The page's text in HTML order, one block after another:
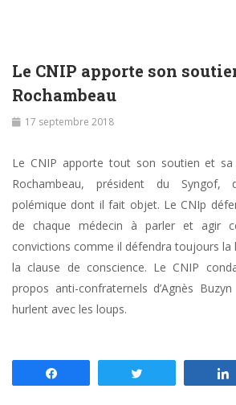
Le CNIP apporte son
Rochambeau
17 septembre 2018
Le CNIP apporte tout son soutien et
Rochambeau, président du Syngof,
polémique dont il fait objet. Le CNIp
de chaque médecin à parler et agir
convictions comme il défendra toujours la
la clause de conscience. Le CNIP
propos anti-confraternels d’Agnès
hurlent avec les loups.